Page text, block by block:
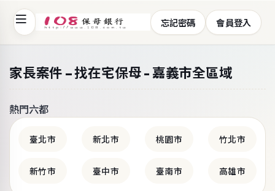
108保母銀行 - 提供家長、保母媒合平台與專業坐月子
忘記密碼 會員登入
家長案件 – 找在宅保母 - 嘉義市全區域
熱門六都
臺北市 新北市 桃園市 竹北市
新竹市 臺中市 臺南市 高雄市